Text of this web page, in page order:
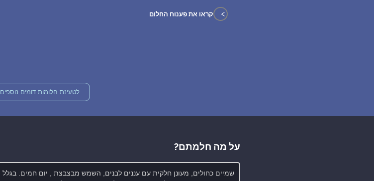
> קראו את פענוח החלום
לטעינת חלומות דומים נוספים
על מה חלמתם?